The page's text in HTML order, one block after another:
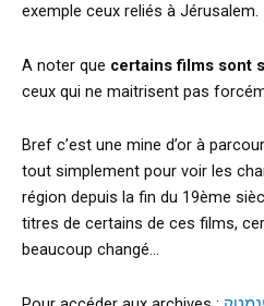
exemple ceux reliés à Jérusalem.
A noter que certains films sont
ceux qui ne maitrisent pas
Bref c’est une mine d’or à
tout simplement pour voir les
région depuis la fin du 19ème
titres de certains de ces films,
beaucoup changé…